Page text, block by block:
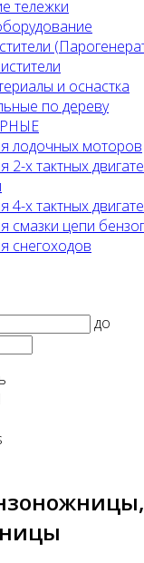
тележки
и оснастка
по дереву
лодочных моторов
2-х тактных
4-х тактных
смазки цепи
снегоходов
до